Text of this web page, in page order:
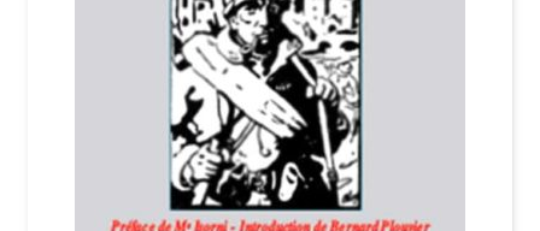
Politique de confidentialité et cookies
Qui sommes-nous ?
Soutien à Philippe Randa
Suivi de la Commande